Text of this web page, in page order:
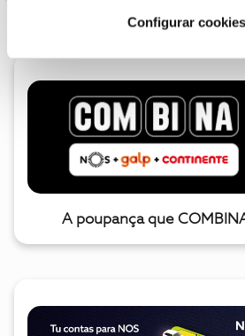
Configurar cookies
A poupança que